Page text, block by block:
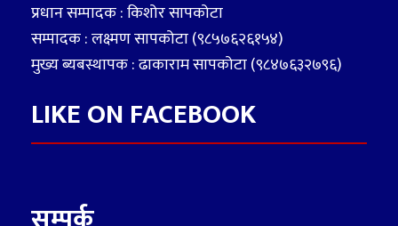
प्रधान सम्पादक : किशोर सापकोटा
सम्पादक : लक्ष्मण सापकोटा (९८५७६२६१५४)
मुख्य ब्यबस्थापक : ढाकाराम सापकोटा (९८४७६३२७९६)
LIKE ON FACEBOOK